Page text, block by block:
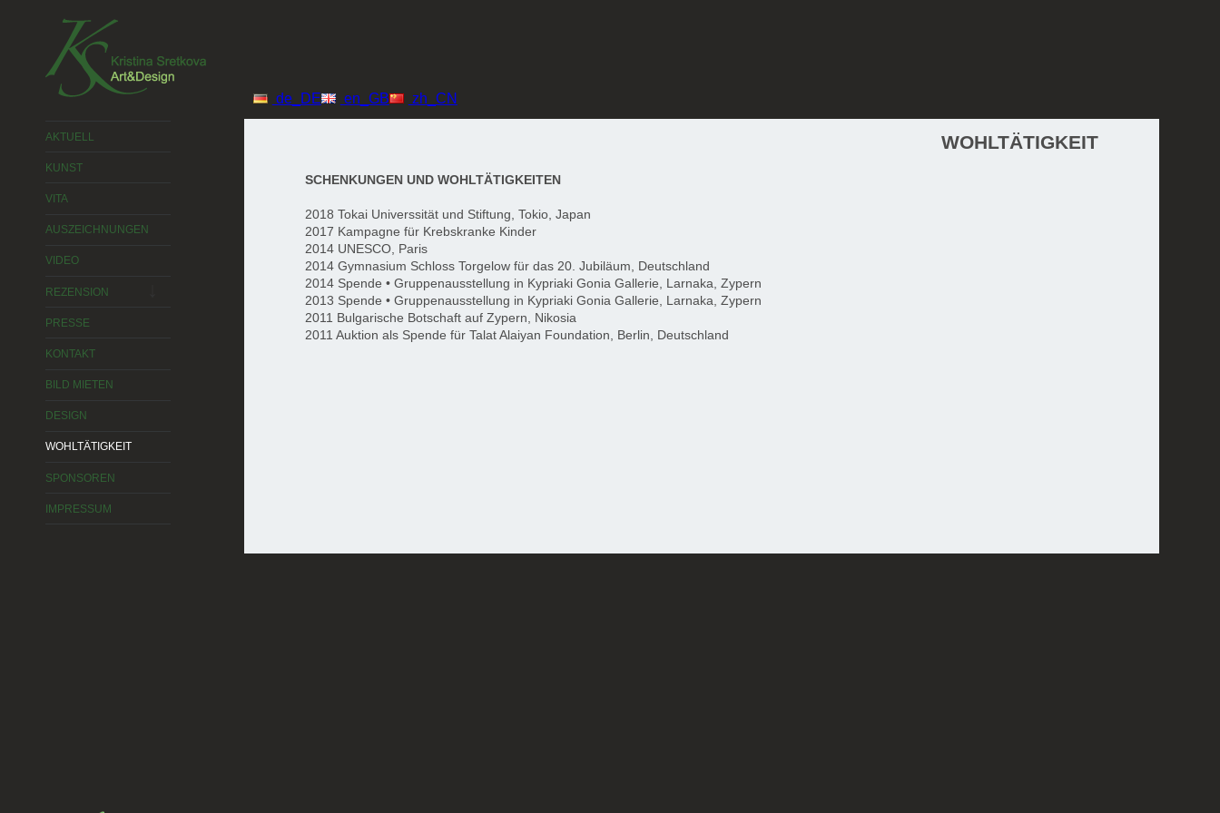
de_DE en_GB zh_CN
AKTUELL
KUNST
VITA
AUSZEICHNUNGEN
VIDEO
REZENSION
PRESSE
KONTAKT
BILD MIETEN
DESIGN
WOHLTÄTIGKEIT
SPONSOREN
IMPRESSUM
WOHLTÄTIGKEIT
SCHENKUNGEN UND WOHLTÄTIGKEITEN
2018 Tokai Universsität und Stiftung, Tokio, Japan
2017 Kampagne für Krebskranke Kinder
2014 UNESCO, Paris
2014 Gymnasium Schloss Torgelow für das 20. Jubiläum, Deutschland
2014 Spende • Gruppenausstellung in Kypriaki Gonia Gallerie, Larnaka, Zypern
2013 Spende • Gruppenausstellung in Kypriaki Gonia Gallerie, Larnaka, Zypern
2011 Bulgarische Botschaft auf Zypern, Nikosia
2011 Auktion als Spende für Talat Alaiyan Foundation, Berlin, Deutschland
2015 © Kristina Sretkova